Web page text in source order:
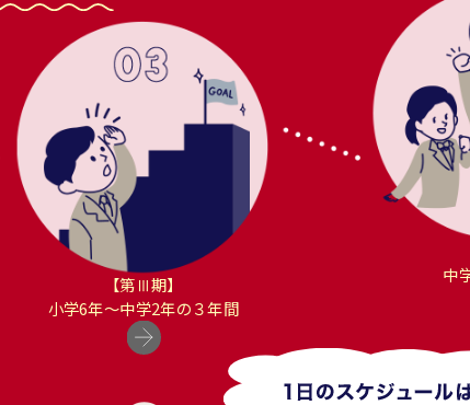
【第Ⅲ期】
小学6年〜中学2年の３年間
中